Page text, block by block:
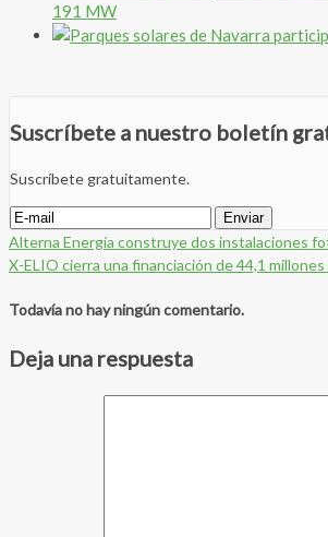
191 MW
Suscríbete a nuestro boletín
Suscríbete gratuitamente.
Alterna Energía construye dos instalaciones
X-ELIO cierra una financiación de 44,1
Todavía no hay ningún comentario.
Deja una respuesta